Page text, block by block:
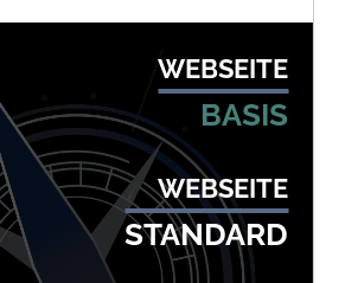
WEBSEITE
BASIS
WEBSEITE
STANDARD